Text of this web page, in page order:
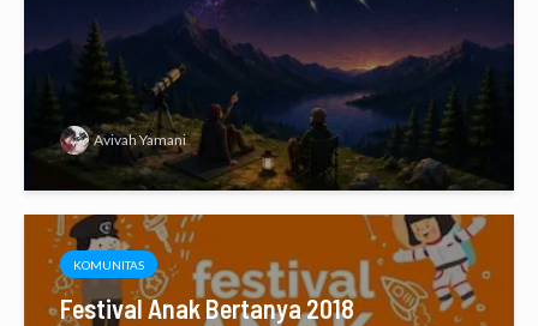
Avivah Yamani
KOMUNITAS
Festival Anak Bertanya 2018